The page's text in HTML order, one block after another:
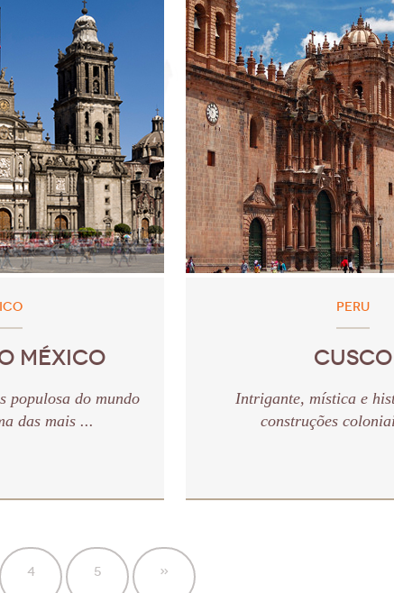
MÉXICO
populosa do mundo
das mais ...
PERU
CUSCO
Intrigante, mística e
construções
4 5 »